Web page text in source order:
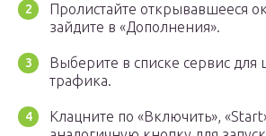
Пролистайте открывавшееся
зайдите в «Дополнения».
Выберите в списке сервис
трафика.
Клацните по «Включить»,